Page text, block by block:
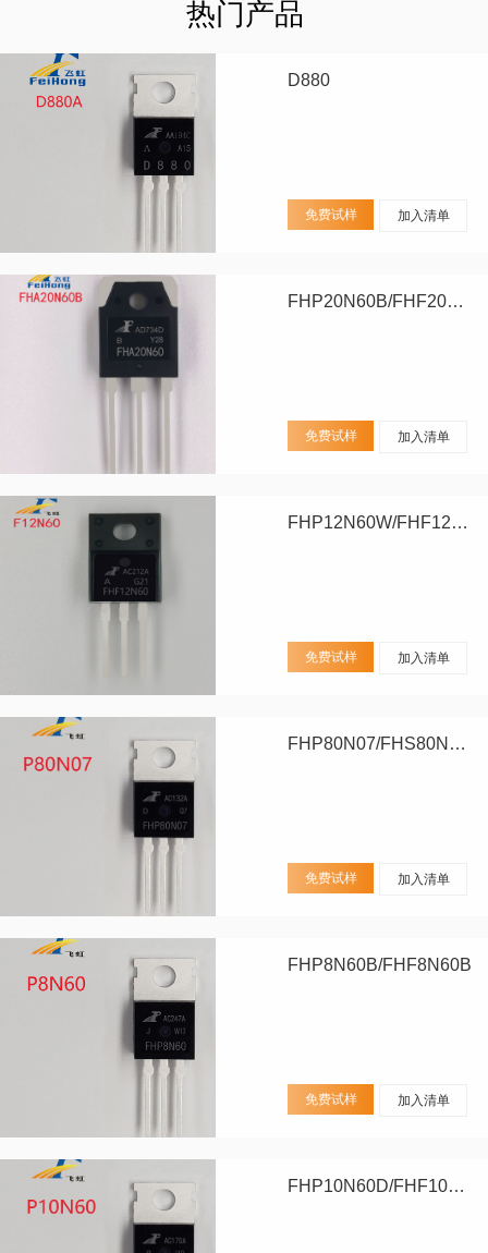
热门产品
D880
免费试样 加入清单
FHP20N60B/FHF20N60B/FHA20N60B
免费试样 加入清单
FHP12N60W/FHF12N60W
免费试样 加入清单
FHP80N07/FHS80N07/FHD80N07
免费试样 加入清单
FHP8N60B/FHF8N60B
免费试样 加入清单
FHP10N60D/FHF10N60D